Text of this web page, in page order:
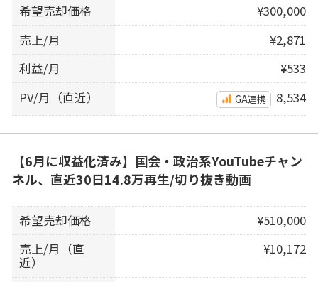
希望売却価格
¥300,000
売上/月
¥2,871
利益/月
¥533
PV/月（直近）
GA連携 8,534
【6月に収益化済み】国会・政治系YouTubeチャン
ネル、直近30日14.8万再生/切り抜き動画
希望売却価格
¥510,000
売上/月（直
近）
¥10,172